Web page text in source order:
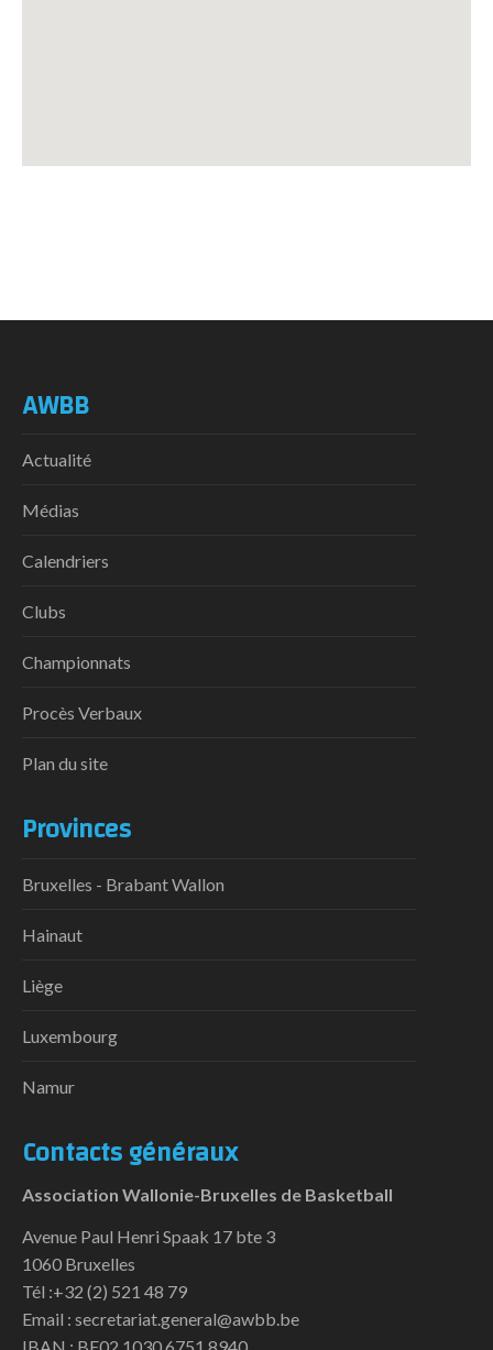
AWBB
Actualité
Médias
Calendriers
Clubs
Championnats
Procès Verbaux
Plan du site
Provinces
Bruxelles - Brabant Wallon
Hainaut
Liège
Luxembourg
Namur
Contacts généraux
Association Wallonie-Bruxelles de Basketball
Avenue Paul Henri Spaak 17 bte 3
1060 Bruxelles
Tél :+32 (2) 521 48 79
Email : secretariat.general@awbb.be
IBAN : BE02 1030 6751 8940